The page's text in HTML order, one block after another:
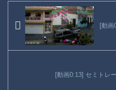
[動
[動画0:13] セミトレ